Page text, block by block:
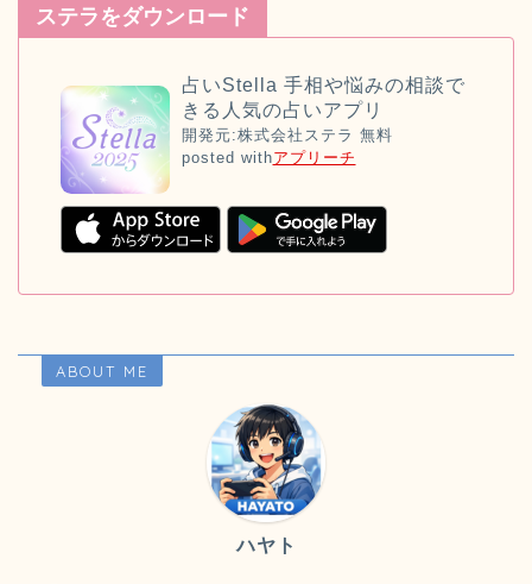
ステラをダウンロード
占いStella 手相や悩みの相談で
きる人気の占いアプリ
開発元:株式会社ステラ 無料
posted withアプリーチ
ABOUT ME
ハヤト